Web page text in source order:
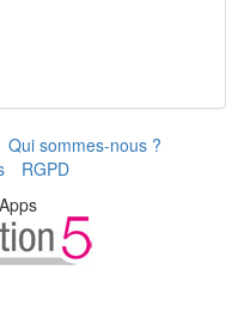
Qui sommes-nous ?
RGPD